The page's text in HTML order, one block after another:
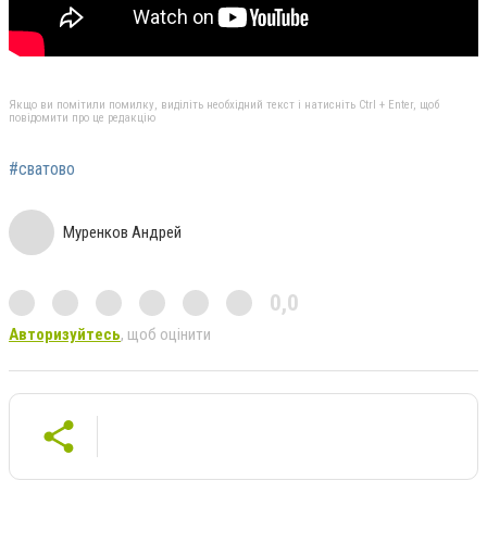
Якщо ви помітили помилку, виділіть необхідний текст і натисніть Ctrl + Enter, щоб
повідомити про це редакцію
#сватово
Муренков Андрей
0,0
Авторизуйтесь, щоб оцінити